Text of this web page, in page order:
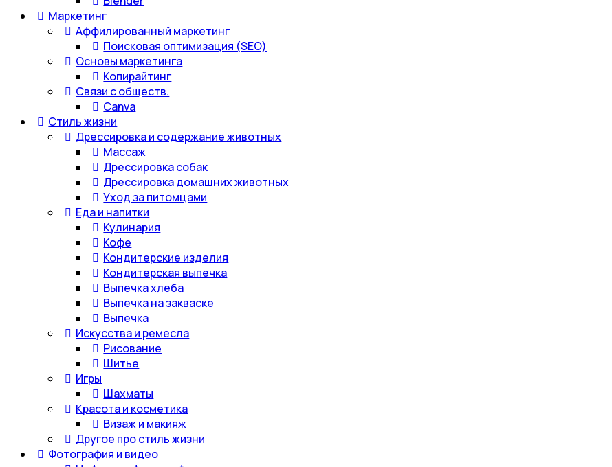
Маркетинг
Аффилированный маркетинг
Поисковая оптимизация (SEO)
Основы маркетинга
Копирайтинг
Связи с обществ.
Canva
Стиль жизни
Дрессировка и содержание животных
Массаж
Дрессировка собак
Дрессировка домашних животных
Уход за питомцами
Еда и напитки
Кулинария
Кофе
Кондитерские изделия
Кондитерская выпечка
Выпечка хлеба
Выпечка на закваске
Выпечка
Искусства и ремесла
Рисование
Шитье
Игры
Шахматы
Красота и косметика
Визаж и макияж
Другое про стиль жизни
Фотография и видео